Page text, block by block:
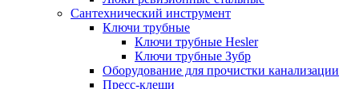
Сантехнический инструмент
Ключи трубные
Ключи трубные Hesler
Ключи трубные Зубр
Оборудование для прочистки канализации
Пресс-клещи